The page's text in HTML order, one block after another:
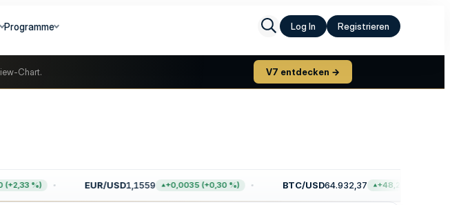
Programme Log In Registrieren
Chart. V7 entdecken →
%) EUR/USD1,1559 +0,0035 (+0,30 %) BTC/USD64.932,37 +48,21 (+0,07 %)